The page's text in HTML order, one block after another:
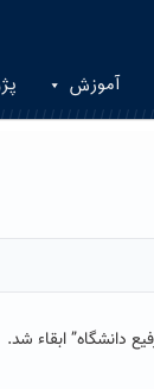
آموزش
دانشگاه” ابقاء شد.